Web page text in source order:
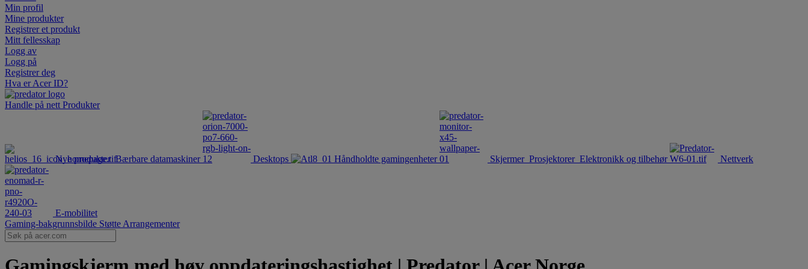
Min profil
Mine produkter
Registrer et produkt
Mitt fellesskap
Logg av
Logg på
Registrer deg
Hva er Acer ID?
Handle på nett Produkter
Nye produkter Bærbare datamaskiner Desktops Håndholdte gamingenheter Skjermer Prosjektorer Elektronikk og tilbehør Nettverk
E-mobilitet
Gaming-bakgrunnsbilde Støtte Arrangementer